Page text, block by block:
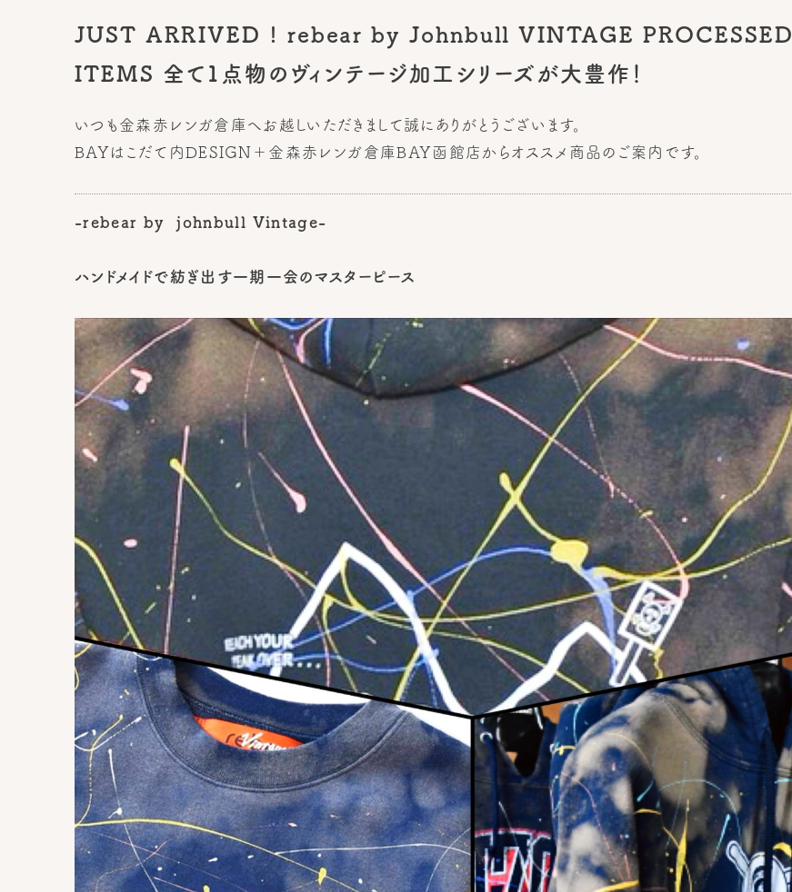
JUST ARRIVED ! rebear by Johnbull VINTAGE PROCESSED
ITEMS 全て1点物のヴィンテージ加工シリーズが大豊作！
いつも金森赤レンガ倉庫へお越しいただきまして誠にありがとうございます。
BAYはこだて内DESIGN＋金森赤レンガ倉庫BAY函館店からオススメ商品のご案内です。
-rebear by johnbull Vintage-
ハンドメイドで紡ぎ出す一期一会のマスターピース